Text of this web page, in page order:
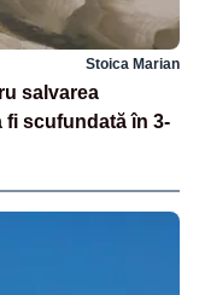
Stoica Marian
salvarea
fi scufundată în 3-